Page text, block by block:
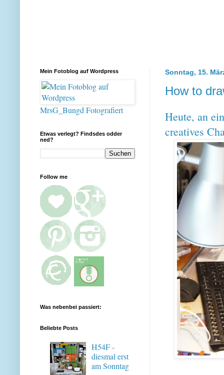
Sonntag, 15.
How to
Heute, an
creatives
Mein Fotoblog auf Wordpress
MrsG_Bungd Fotografiert
Etwas verlegt? Findsdes odder
ned?
Follow me
Was nebenbei passiert:
Beliebte Posts
H54F -
diesmal erst
am Sonntag